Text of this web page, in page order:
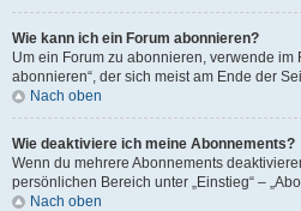
Wie kann ich ein Forum abonnieren?
Um ein Forum zu abonnieren, verwende im
abonnieren“, der sich meist am Ende der
Nach oben
Wie deaktiviere ich meine Abonnements?
Wenn du mehrere Abonnements
persönlichen Bereich unter „Einstieg“ –
Nach oben